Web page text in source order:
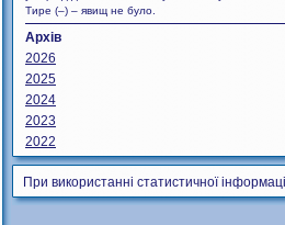
Тире (–) – явищ не було.
Архів
2026
2025
2024
2023
2022
При використанні статистичної